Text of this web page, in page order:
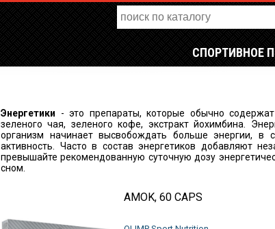
СПОРТИВНОЕ
Энергетики - это препараты, которые обычно
зеленогочая, зеленого кофе, экстракт йохимбина.
организм начинает высвобождать больше энергии, в
активность. Часто в состав энергетиков добавляют
превышайте рекомендованную суточную дозу
сном.
AMOK, 60 CAPS